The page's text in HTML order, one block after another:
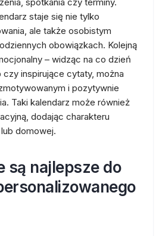
staje się nie tylko
ale także osobistym
obowiązkach. Kolejną
– widząc na co dzień
inspirujące cytaty, można
i pozytywnie
Taki kalendarz może również
dodając charakteru
domowej.
są najlepsze do